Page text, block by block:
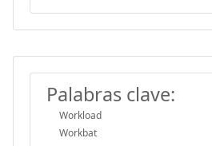
Palabras clave:
Workload
Workbat